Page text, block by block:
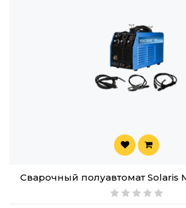
Сварочный полуавтомат Solaris